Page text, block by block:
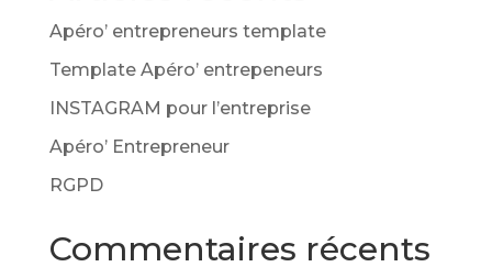
Apéro’ entrepreneurs template
Template Apéro’ entrepeneurs
INSTAGRAM pour l’entreprise
Apéro’ Entrepreneur
RGPD
Commentaires récents